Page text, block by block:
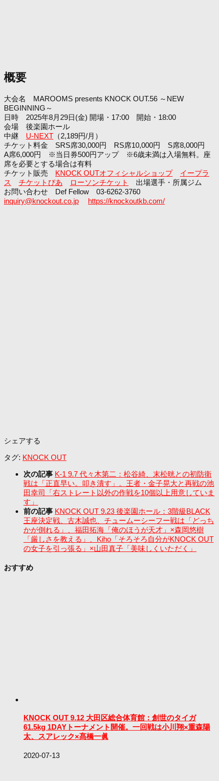
概要
大会名 MAROOMS presents KNOCK OUT.56 ～NEW
BEGINNING～
日時 2025年8月29日(金) 開場・17:00 開始・18:00
会場 後楽園ホール
中継 U-NEXT （2,189円/月）
チケット料金 SRS席30,000円 RS席10,000円 S席8,000円
A席6,000円 ※当日券500円アップ ※6歳未満は入場無料。座
席を必要とする場合は有料
チケット販売 KNOCK OUTオフィシャルショップ
イープラ
ス
チケットぴあ ローソンチケット
出場選手・所属ジム
お問い合わせ Def Fellow 03-6262-3760
inquiry@knockout.co.jp
https://knockoutkb.com/
シェアする
タグ: KNOCK OUT
次の記事 K-1 9.7 代々木第二：松谷綺、末松晄との初防衛
戦は「正直早い。叩き潰す」。王者・金子晃大と再戦の池
田幸司「右ストレート以外の作戦を10個以上用意していま
す」
前の記事 KNOCK OUT 9.23 後楽園ホール：3階級BLACK
王座決定戦、古木誠也、チュームーシーフー戦は「どっち
かが倒れる」、福田拓海「俺のほうが天才」×森岡悠樹
「厳しさを教える」、Kiho「そろそろ自分がKNOCK OUT
の女子を引っ張る」×山田真子「美味しくいただく」
おすすめ
KNOCK OUT 9.12 大田区総合体育館：創世のタイガ
61.5kg 1DAYトーナメント開催。一回戦は小川翔×重森陽
太、スアレック×髙橋一眞
2020-07-13